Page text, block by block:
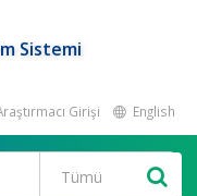
Sistemi
Girişi English